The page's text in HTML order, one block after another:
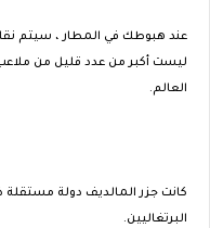
عند هبوطك في المطار ، سيتم
ليست أكبر من عدد قليل من ملاعب
العالم.
كانت جزر المالديف دولة مستقلة
البرتغاليين.